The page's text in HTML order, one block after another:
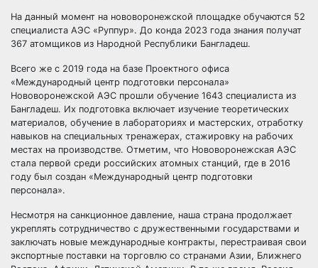
На данный момент на нововоронежской площадке обучаются 52
специалиста АЭС «Руппур». До конда 2023 года знания получат
367 атомщиков из Народной Республики Бангладеш.
Всего же с 2019 года на базе Проектного офиса
«Международный центр подготовки персонала»
Нововоронежской АЭС прошли обучение 1643 специалиста из
Бангладеш. Их подготовка включает изучение теоретических
материалов, обучение в лабораториях и мастерских, отработку
навыков на специальных тренажерах, стажировку на рабочих
местах на производстве. Отметим, что Нововоронежская АЭС
стала первой среди российских атомных станций, где в 2016
году был создан «Международный центр подготовки
персонала».
Несмотря на санкционное давление, наша страна продолжает
укреплять сотрудничество с дружественными государствами и
заключать новые международные контракты, перестраивая свои
экспортные поставки на торговлю со странами Азии, Ближнего